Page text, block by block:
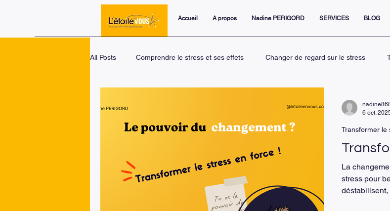
Accueil A propos Nadine PERIGORD SERVICES BLOG
All Posts Comprendre le stress et ses effets Changer de regard sur le stress
Le changement : une dynamique unive
Coaching personnel et développement
La
stress pour
déstabilisent,
Transformer le
6 oct.